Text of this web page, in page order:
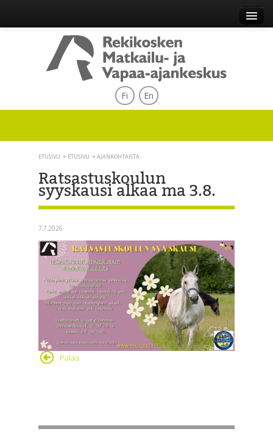
Fi En
ETUSIVU ETUSIVU AJANKOHTAISTA
Ratsastuskoulun
syyskausi alkaa ma 3.8.
7.7.2026
Palaa